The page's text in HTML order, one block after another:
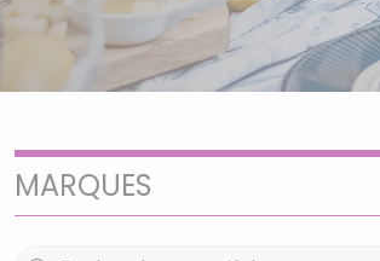
MARQUES